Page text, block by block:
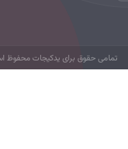
تمامی حقوق برای یدکیجات محفوظ است.